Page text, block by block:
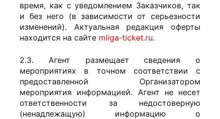
время, как с уведомлением Заказчиков, так
и без него (в зависимости от серьезности
изменений). Актуальная редакция оферты
находится на сайте mliga-ticket.ru.
2.3. Агент размещает сведения о
мероприятиях в точном соответствии с
предоставленной Организатором
мероприятия информацией. Агент не несет
ответственности за недостоверную
(ненадлежащую) информацию о